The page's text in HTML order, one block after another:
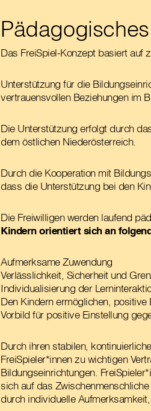
Das FreiSpiel-Konzept basiert auf
Unterstützung für die
vertrauensvollen Beziehungen im
Die Unterstützung erfolgt durch
dem östlichen Niederösterreich.
Durch die Kooperation mit
dass die Unterstützung bei den
Die Freiwilligen werden laufend
Kindern orientiert sich an
Aufmerksame Zuwendung
Verlässlichkeit, Sicherheit und
Individualisierung der
Den Kindern ermöglichen,
Vorbild für positive Einstellung
Durch ihren stabilen,
FreiSpieler*innen zu wichtigen
Bildungseinrichtungen.
sich auf das
durch individuelle